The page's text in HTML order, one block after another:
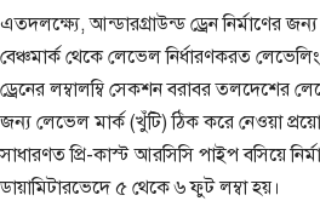
এতদলক্ষ্যে, আন্ডারগ্রাউন্ড ড্রেন নির্মাণের জন্য
বেঞ্চমার্ক থেকে লেভেল নির্ধারণকরত লেভেলিং
ড্রেনের লম্বালম্বি সেকশন বরাবর তলদেশের
জন্য লেভেল মার্ক (খুঁটি) ঠিক করে নেওয়া
সাধারণত প্রি-কাস্ট আরসিসি পাইপ বসিয়ে
ডায়ামিটারভেদে ৫ থেকে ৬ ফুট লম্বা হয়।